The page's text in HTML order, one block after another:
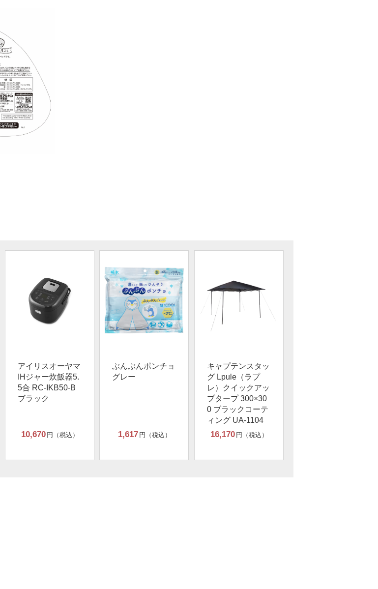
アイリスオーヤマ
IHジャー炊飯器5.
5合 RC-IKB50-B
ブラック
10,670 円（税込）
ぶんぶんポンチョ
グレー
1,617 円（税込）
キャプテンスタッ
グ Lpule（ラプ
レ）クイックアッ
プタープ 300×30
0 ブラックコーテ
ィング UA-1104
16,170 円（税込）